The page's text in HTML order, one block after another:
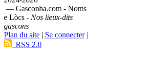
— Gasconha.com - Noms
e Lòcs - Nos lieux-dits
gascons
Plan du site | Se connecter|
RSS 2.0